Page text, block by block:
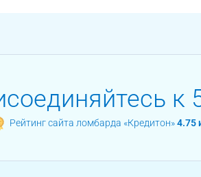
к
Рейтинг сайта ломбарда «Кредитон»4.75